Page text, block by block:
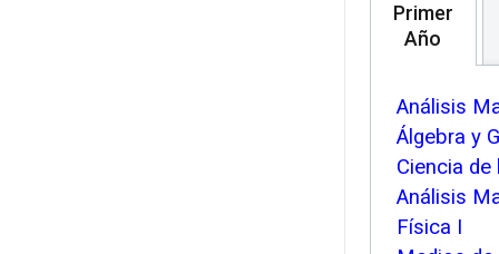
Primer
Año
Análisis
Álgebra y
Ciencia
Análisis
Física I